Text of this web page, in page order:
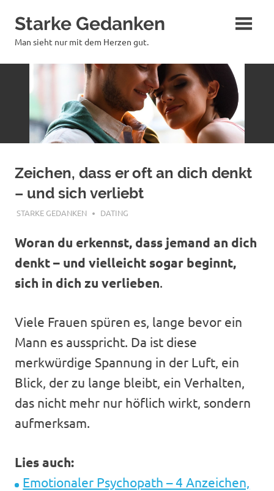
Inhalt
springen
Starke Gedanken
Man sieht nur mit dem Herzen gut.
Zeichen, dass er oft an dich denkt
– und sich verliebt
NOVEMBER 22, 2025
STARKE GEDANKEN DATING
Woran du erkennst, dass jemand an dich
denkt – und vielleicht sogar beginnt,
sich in dich zu verlieben.
Viele Frauen spüren es, lange bevor ein
Mann es ausspricht. Da ist diese
merkwürdige Spannung in der Luft, ein
Blick, der zu lange bleibt, ein Verhalten,
das nicht mehr nur höflich wirkt, sondern
aufmerksam.
Lies auch:
Emotionaler Psychopath – 4 Anzeichen,